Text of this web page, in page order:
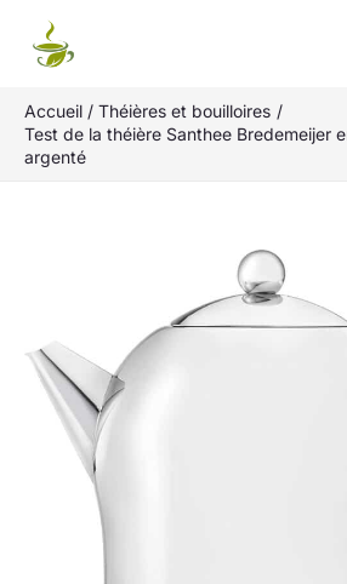
Accueil
Théières et bouilloires
Test de la théière Santhee Bredemeijer
argenté